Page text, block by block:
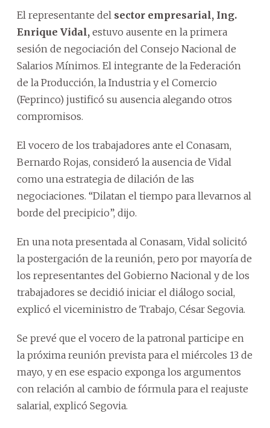
El representante del sector empresarial, Ing.
Enrique Vidal, estuvo ausente en la primera
sesión de negociación del Consejo Nacional de
Salarios Mínimos. El integrante de la Federación
de la Producción, la Industria y el Comercio
(Feprinco) justificó su ausencia alegando otros
compromisos.
El vocero de los trabajadores ante el Conasam,
Bernardo Rojas, consideró la ausencia de Vidal
como una estrategia de dilación de las
negociaciones. “Dilatan el tiempo para llevarnos al
borde del precipicio”, dijo.
En una nota presentada al Conasam, Vidal solicitó
la postergación de la reunión, pero por mayoría de
los representantes del Gobierno Nacional y de los
trabajadores se decidió iniciar el diálogo social,
explicó el viceministro de Trabajo, César Segovia.
Se prevé que el vocero de la patronal participe en
la próxima reunión prevista para el miércoles 13 de
mayo, y en ese espacio exponga los argumentos
con relación al cambio de fórmula para el reajuste
salarial, explicó Segovia.